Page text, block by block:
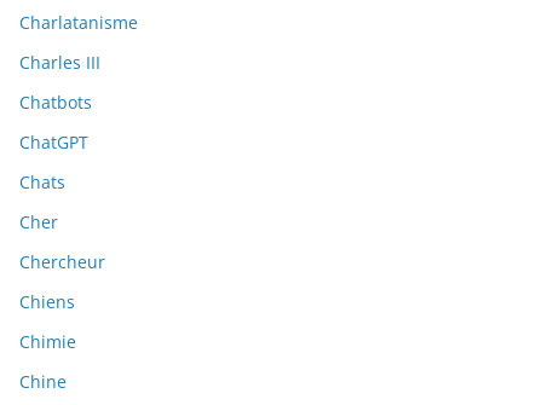
Charlatanisme
Charles III
Chatbots
ChatGPT
Chats
Cher
Chercheur
Chiens
Chimie
Chine